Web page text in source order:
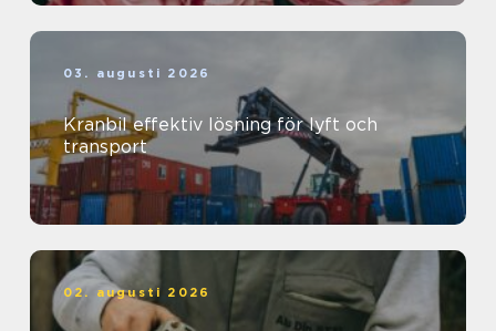
03. augusti 2026
Kranbil effektiv lösning för lyft och
transport
02. augusti 2026